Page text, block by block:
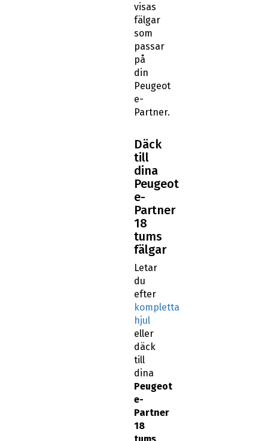
visas
fälgar
som
passar
på
din
Peugeot
e-
Partner.
Däck
till
dina
Peugeot
e-
Partner
18
tums
fälgar
Letar
du
efter
kompletta
hjul
eller
däck
till
dina
Peugeot
e-
Partner
18